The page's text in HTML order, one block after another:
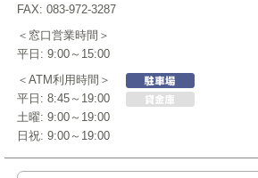
FAX: 083-972-3287
＜窓口営業時間＞
平日: 9:00～15:00
＜ATM利用時間＞
平日: 8:45～19:00
土曜: 9:00～19:00
日祝: 9:00～19:00